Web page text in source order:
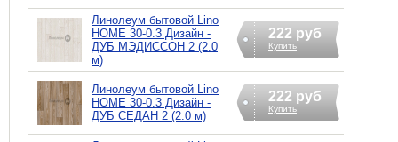
Линолеум бытовой Lino
HOME 30-0.3 Дизайн -
ДУБ МЭДИССОН 2 (2.0
м)
222 руб
Купить
Линолеум бытовой Lino
HOME 30-0.3 Дизайн -
ДУБ СЕДАН 2 (2.0 м)
222 руб
Купить